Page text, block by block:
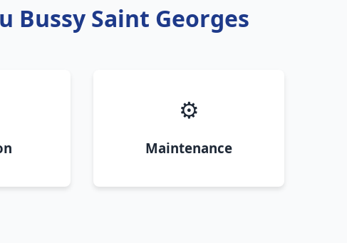
Bussy Saint Georges
⚙️
Maintenance